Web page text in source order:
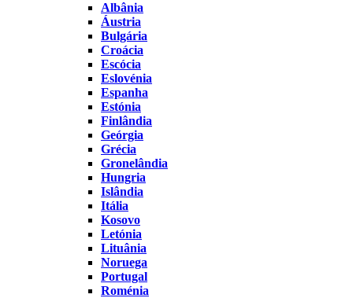
Albânia
Áustria
Bulgária
Croácia
Escócia
Eslovénia
Espanha
Estónia
Finlândia
Geórgia
Grécia
Gronelândia
Hungria
Islândia
Itália
Kosovo
Letónia
Lituânia
Noruega
Portugal
Roménia